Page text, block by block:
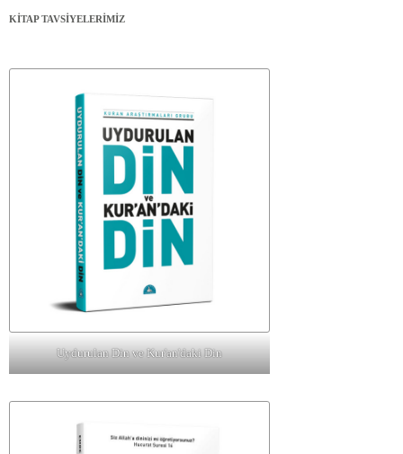
KİTAP TAVSİYELERİMİZ
Uydurulan Din ve Kur'an'daki Din